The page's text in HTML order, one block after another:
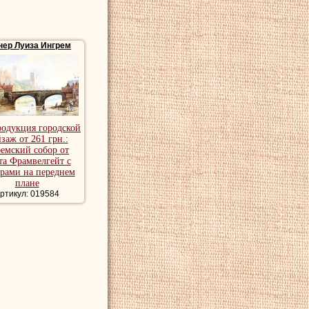
обществе
х и 1880-х, рисуя
1910 годуЛуиза
пейзаж,
Луиза Ингрем
городской
от 261 грн.:
собор от
Фрамвелгейт с
на переднем
плане
019584